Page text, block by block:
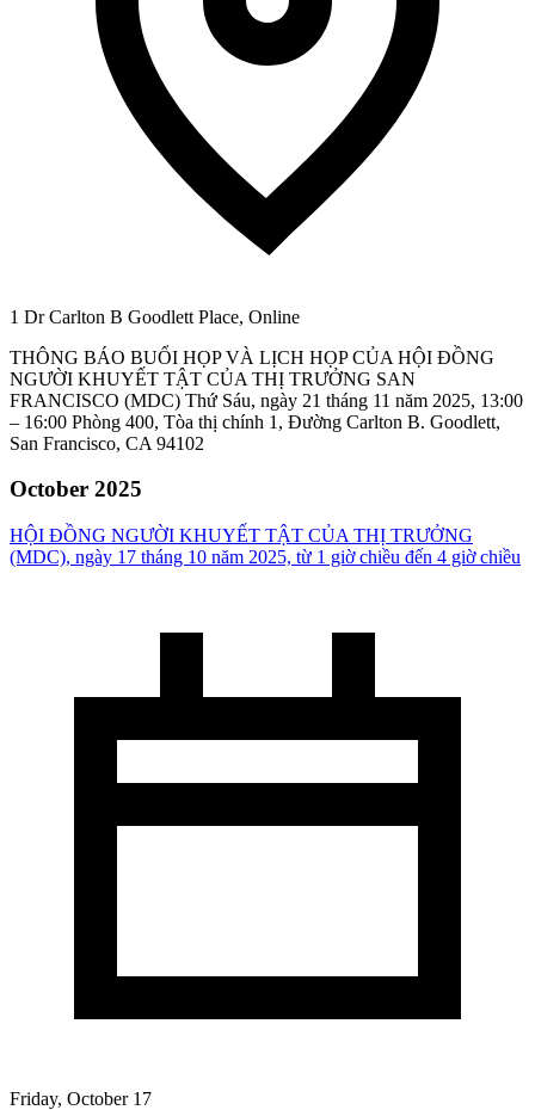
1 Dr Carlton B Goodlett Place, Online
THÔNG BÁO BUỔI HỌP VÀ LỊCH HỌP CỦA HỘI ĐỒNG
NGƯỜI KHUYẾT TẬT CỦA THỊ TRƯỞNG SAN
FRANCISCO (MDC) Thứ Sáu, ngày 21 tháng 11 năm 2025, 13:00
– 16:00 Phòng 400, Tòa thị chính 1, Đường Carlton B. Goodlett,
San Francisco, CA 94102
October 2025
HỘI ĐỒNG NGƯỜI KHUYẾT TẬT CỦA THỊ TRƯỞNG
(MDC), ngày 17 tháng 10 năm 2025, từ 1 giờ chiều đến 4 giờ chiều
Friday, October 17